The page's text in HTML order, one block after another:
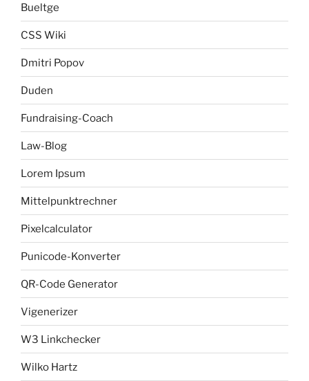
Bueltge
CSS Wiki
Dmitri Popov
Duden
Fundraising-Coach
Law-Blog
Lorem Ipsum
Mittelpunktrechner
Pixelcalculator
Punicode-Konverter
QR-Code Generator
Vigenerizer
W3 Linkchecker
Wilko Hartz